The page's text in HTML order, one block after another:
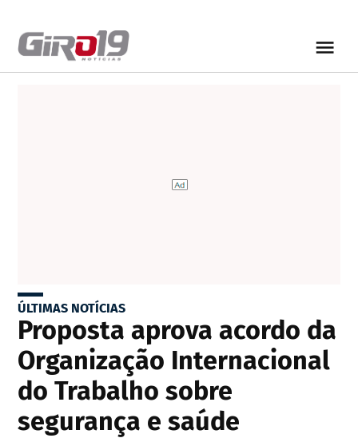
ÚLTIMAS NOTÍCIAS
Proposta aprova acordo da
Organização Internacional
do Trabalho sobre
segurança e saúde